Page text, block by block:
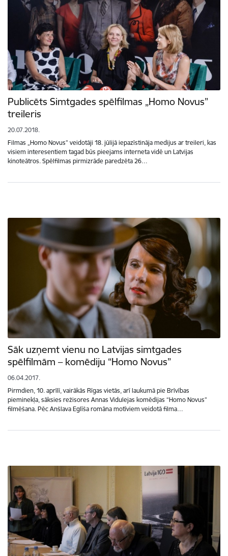
Publicēts Simtgades spēlfilmas „Homo Novus”
treileris
20.07.2018.
Filmas „Homo Novus” veidotāji 18. jūlijā iepazīstināja medijus ar treileri, kas
visiem interesentiem tagad būs pieejams interneta vidē un Latvijas
kinoteātros. Spēlfilmas pirmizrāde paredzēta 26…
Sāk uzņemt vienu no Latvijas simtgades
spēlfilmām – komēdiju “Homo Novus”
06.04.2017.
Pirmdien, 10. aprīlī, vairākās Rīgas vietās, arī laukumā pie Brīvības
pieminekļa, sāksies režisores Annas Vidulejas komēdijas “Homo Novus”
filmēšana. Pēc Anšlava Eglīša romāna motīviem veidotā filma…